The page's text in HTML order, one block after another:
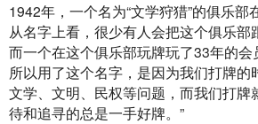
1942年，一个名为“文学狩猎”的俱乐部
从名字上看，很少有人会把这个俱乐部
而一个在这个俱乐部玩牌玩了33年的会
所以用了这个名字，是因为我们打牌的
文学、文明、民权等问题，而我们打牌
待和追寻的总是一手好牌。”